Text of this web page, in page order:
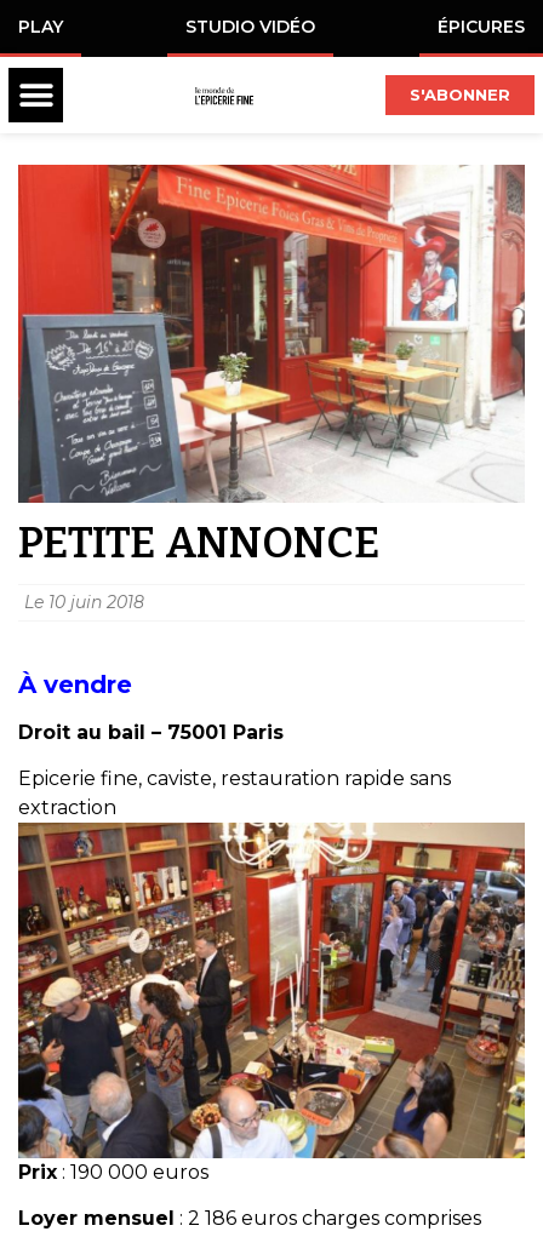
PLAY STUDIO VIDÉO ÉPICURES
S'ABONNER
PETITE ANNONCE
Le 10 juin 2018
À vendre
Droit au bail – 75001 Paris
Epicerie fine, caviste, restauration rapide sans
extraction
Prix : 190 000 euros
Loyer mensuel : 2 186 euros charges comprises